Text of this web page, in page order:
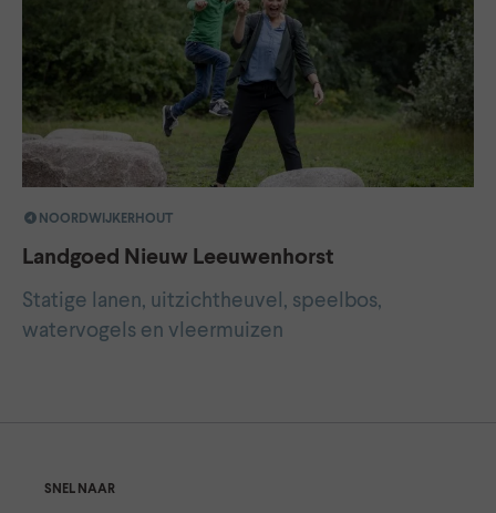
NOORDWIJKERHOUT
Landgoed Nieuw Leeuwenhorst
Statige lanen, uitzichtheuvel, speelbos,
watervogels en vleermuizen
SNEL NAAR